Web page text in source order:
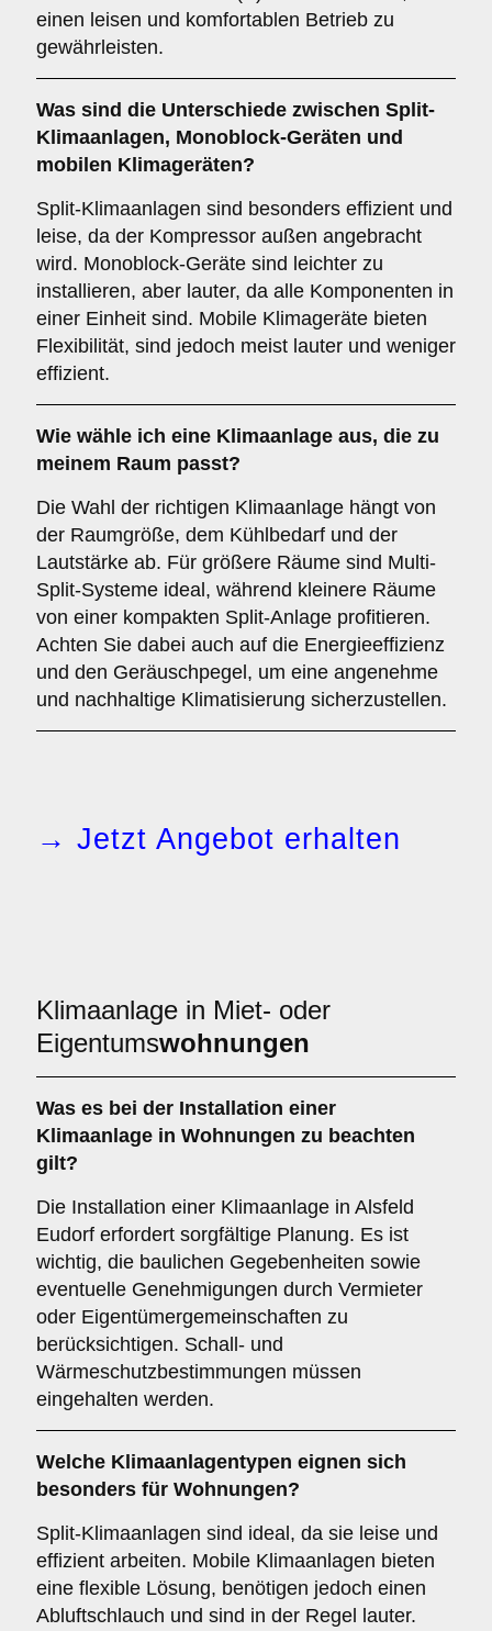
einen leisen und komfortablen Betrieb zu
gewährleisten.
Was sind die Unterschiede zwischen Split-
Klimaanlagen, Monoblock-Geräten und
mobilen Klimageräten?
Split-Klimaanlagen sind besonders effizient und
leise, da der Kompressor außen angebracht
wird. Monoblock-Geräte sind leichter zu
installieren, aber lauter, da alle Komponenten in
einer Einheit sind. Mobile Klimageräte bieten
Flexibilität, sind jedoch meist lauter und weniger
effizient.
Wie wähle ich eine Klimaanlage aus, die zu
meinem Raum passt?
Die Wahl der richtigen Klimaanlage hängt von
der Raumgröße, dem Kühlbedarf und der
Lautstärke ab. Für größere Räume sind Multi-
Split-Systeme ideal, während kleinere Räume
von einer kompakten Split-Anlage profitieren.
Achten Sie dabei auch auf die Energieeffizienz
und den Geräuschpegel, um eine angenehme
und nachhaltige Klimatisierung sicherzustellen.
→ Jetzt Angebot erhalten
Klimaanlage in Miet- oder
Eigentumswohnungen
Was es bei der Installation einer
Klimaanlage in Wohnungen zu beachten
gilt?
Die Installation einer Klimaanlage in Alsfeld
Eudorf erfordert sorgfältige Planung. Es ist
wichtig, die baulichen Gegebenheiten sowie
eventuelle Genehmigungen durch Vermieter
oder Eigentümergemeinschaften zu
berücksichtigen. Schall- und
Wärmeschutzbestimmungen müssen
eingehalten werden.
Welche Klimaanlagentypen eignen sich
besonders für Wohnungen?
Split-Klimaanlagen sind ideal, da sie leise und
effizient arbeiten. Mobile Klimaanlagen bieten
eine flexible Lösung, benötigen jedoch einen
Abluftschlauch und sind in der Regel lauter.